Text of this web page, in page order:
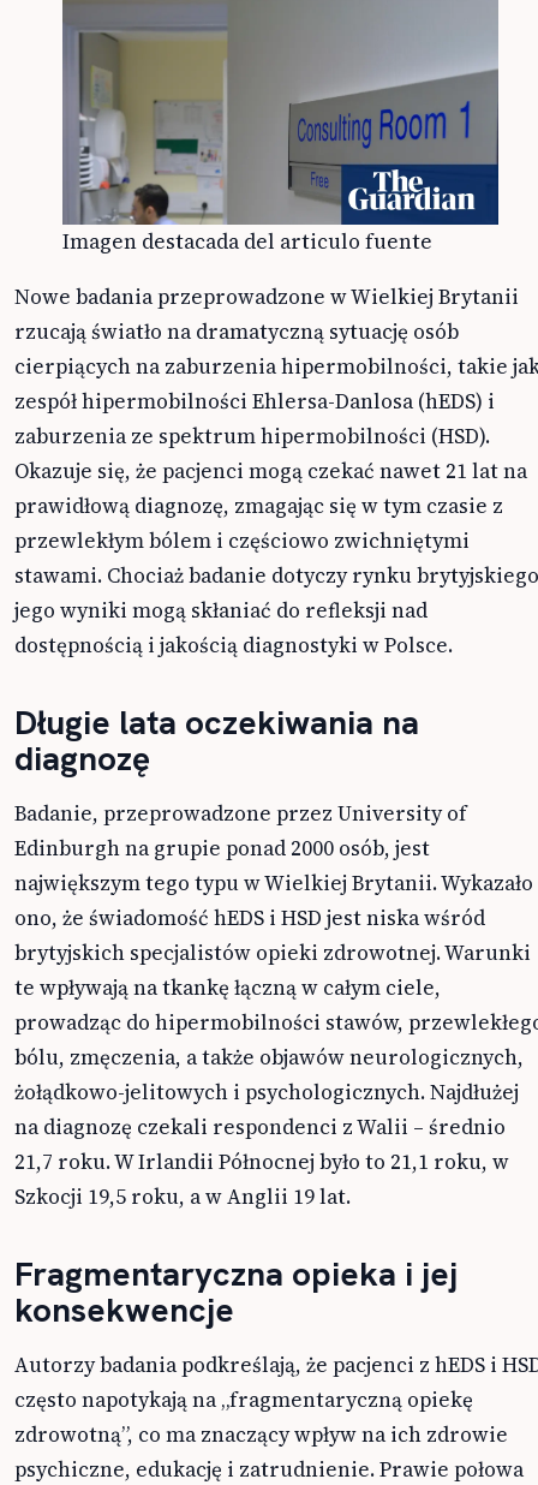
Imagen destacada del articulo fuente
Nowe badania przeprowadzone w Wielkiej Brytanii
rzucają światło na dramatyczną sytuację osób
cierpiących na zaburzenia hipermobilności, takie
zespół hipermobilności Ehlersa-Danlosa (hEDS) i
zaburzenia ze spektrum hipermobilności (HSD).
Okazuje się, że pacjenci mogą czekać nawet 21 lat na
prawidłową diagnozę, zmagając się w tym czasie z
przewlekłym bólem i częściowo zwichniętymi
stawami. Chociaż badanie dotyczy rynku
jego wyniki mogą skłaniać do refleksji nad
dostępnością i jakością diagnostyki w Polsce.
Długie lata oczekiwania na
diagnozę
Badanie, przeprowadzone przez University of
Edinburgh na grupie ponad 2000 osób, jest
największym tego typu w Wielkiej Brytanii. Wykazało
ono, że świadomość hEDS i HSD jest niska wśród
brytyjskich specjalistów opieki zdrowotnej. Warunki
te wpływają na tkankę łączną w całym ciele,
prowadząc do hipermobilności stawów,
bólu, zmęczenia, a także objawów neurologicznych,
żołądkowo-jelitowych i psychologicznych. Najdłużej
na diagnozę czekali respondenci z Walii – średnio
21,7 roku. W Irlandii Północnej było to 21,1 roku, w
Szkocji 19,5 roku, a w Anglii 19 lat.
Fragmentaryczna opieka i jej
konsekwencje
Autorzy badania podkreślają, że pacjenci z hEDS i
często napotykają na „fragmentaryczną opiekę
zdrowotną”, co ma znaczący wpływ na ich zdrowie
psychiczne, edukację i zatrudnienie. Prawie połowa